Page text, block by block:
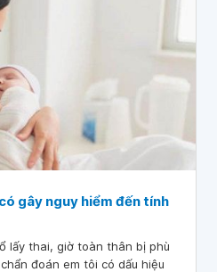
gây nguy hiểm đến tính
lấy thai, giờ toàn thân bị phù
đoán em tôi có dấu hiệu